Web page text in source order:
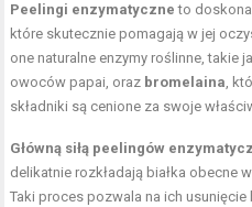
Peelingi enzymatyczne to
które skutecznie pomagają w jej
one naturalne enzymy roślinne, takie
owoców papai, oraz bromelaina,
składniki są cenione za swoje
Główną siłą peelingów
delikatnie rozkładają białka obecne
Taki proces pozwala na ich